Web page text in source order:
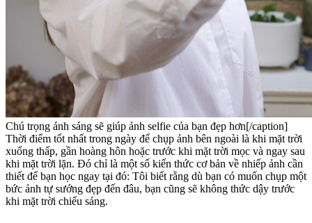
Chú trọng ánh sáng sẽ giúp ảnh selfie của bạn đẹp hơn[/caption]
Thời điểm tốt nhất trong ngày để chụp ảnh bên ngoài là khi mặt trời
xuống thấp, gần hoàng hôn hoặc trước khi mặt trời mọc và ngay sau
khi mặt trời lặn. Đó chỉ là một số kiến ​​thức cơ bản về nhiếp ảnh cần
thiết để bạn học ngay tại đó: Tôi biết rằng dù bạn có muốn chụp một
bức ảnh tự sướng đẹp đến đâu, bạn cũng sẽ không thức dậy trước
khi mặt trời chiếu sáng.